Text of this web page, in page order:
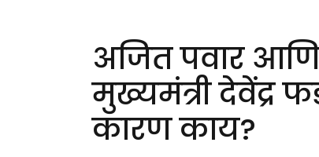
अजित पवार
मुख्यमंत्री देवेंद्र
कारण काय?